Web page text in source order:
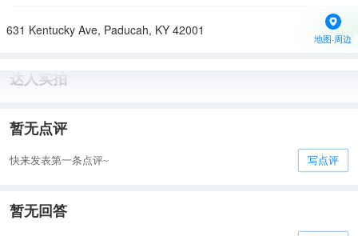
631 Kentucky Ave, Paducah, KY 42001
地图·周边
达人实拍
暂无点评
快来发表第一条点评~ 写点评
暂无回答